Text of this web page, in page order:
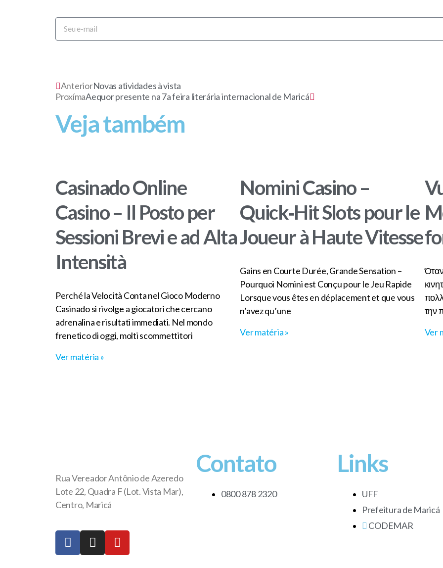
AnteriorNovas atividades à vista
ProxímaAequor presente na 7a feira literária internacional de Maricá
Veja também
Casinado Online
Casino – Il Posto per
Sessioni Brevi e ad Alta
Intensità
Perché la Velocità Conta nel Gioco Moderno
Casinado si rivolge a giocatori che cercano
adrenalina e risultati immediati. Nel mondo
frenetico di oggi, molti scommettitori
Ver matéria »
Nomini Casino –
Quick‑Hit Slots pour le
Joueur à Haute Vitesse
Gains en Courte Durée, Grande Sensation –
Pourquoi Nomini est Conçu pour le Jeu Rapide
Lorsque vous êtes en déplacement et que vous
n’avez qu’une
Ver matéria »
την
Ver
Rua Vereador Antônio de Azeredo
Lote 22, Quadra F (Lot. Vista Mar),
Centro, Maricá
Contato
0800 878 2320
Links
UFF
Prefeitura de Maricá
CODEMAR